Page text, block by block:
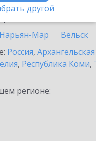
другой
информационными
Нарьян-Мар Вельск
Россия,
, Республика Коми,
регионе: